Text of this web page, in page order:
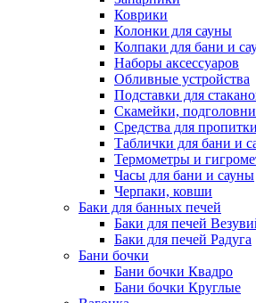
Коврики
Колонки для сауны
Колпаки для бани и
Наборы аксессуаров
Обливные устройства
Подставки для
Скамейки,
Средства для
Таблички для бани и
Термометры и
Часы для бани и сауны
Черпаки, ковши
Баки для банных печей
Баки для печей
Баки для печей Радуга
Бани бочки
Бани бочки Квадро
Бани бочки Круглые